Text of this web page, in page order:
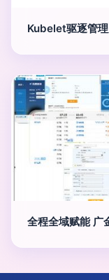
Kubelet驱逐管
全程全域赋能 广